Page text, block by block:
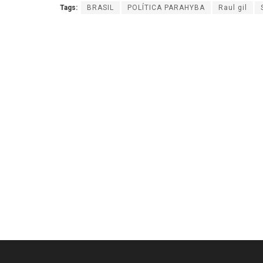
Tags: BRASIL POLÍTICA PARAHYBA Raul gil